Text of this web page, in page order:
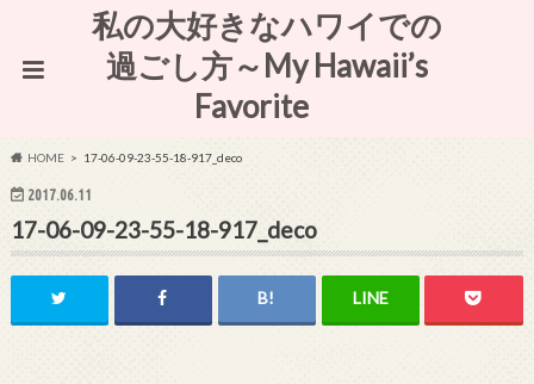
私の大好きなハワイでの
過ごし方～My Hawaii’s
Favorite
HOME 17-06-09-23-55-18-917_deco
2017.06.11
17-06-09-23-55-18-917_deco